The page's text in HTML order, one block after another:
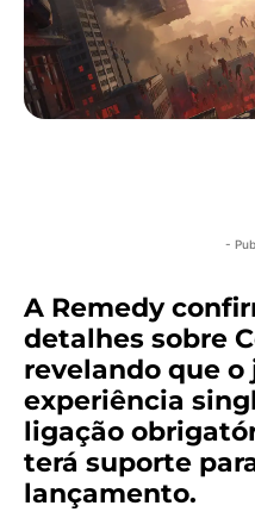
-
A Remedy
detalhes sobre
revelando que o
experiência
ligação
terá suporte
lançamento.